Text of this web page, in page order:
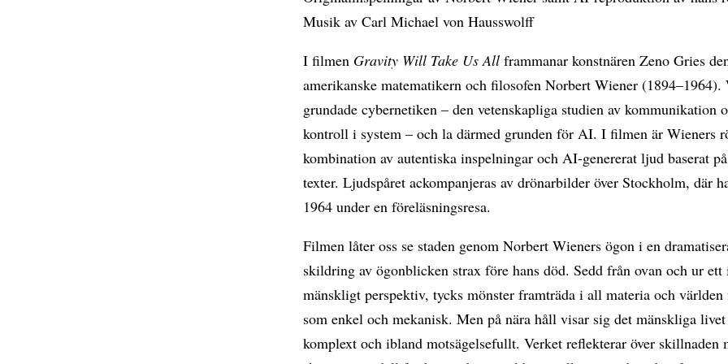
Musik av Carl Michael von Hausswolff
I filmen Gravity Will Take Us All frammanar konstnären Zeno Gries
amerikanske matematikern och filosofen Norbert Wiener (1894–1964).
grundade cybernetiken – den vetenskapliga studien av kommunikation
kontroll i system – och la därmed grunden för AI. I filmen är Wieners
kombination av autentiska inspelningar och AI-genererat ljud baserat
texter. Ljudspåret ackompanjeras av drönarbilder över Stockholm, där
1964 under en föreläsningsresa.
Filmen låter oss se staden genom Norbert Wieners ögon i en
skildring av ögonblicken strax före hans död. Sedd från ovan och ur ett
mänskligt perspektiv, tycks mönster framträda i all materia och världen
som enkel och mekanisk. Men på nära håll visar sig det mänskliga
komplext och ibland motsägelsefullt. Verket reflekterar över skillnaden